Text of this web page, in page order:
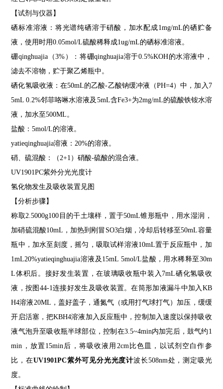
【试剂与仪器】
硒标准溶液：将光谱纯硒溶于硝酸，加水配成1mg/mL的硒贮备
液，使用时用0.05mol/L硫酸稀释成1ug/mL的硒标准溶液。
硼qinghuajia（3% ）：将硼qinghuajia溶于0.5%KOH的水溶液中，
滤去不溶物，贮于聚乙烯瓶中。
硒化氢吸收液：在50mL的乙酸-乙酸钠缓冲液（PH=4）中，加入 7
5mL 0.2%邻菲咯啉水溶液及 5mL含Fe3+为2mg/mL的硫酸铁铵水溶
液，加水至500ML。
盐酸：5mol/L的溶液。
yatieqinghuajia溶液：20%的溶液。
硝、硫混酸：（2+1 ）硝酸-硫酸的混合液。
UV1901PC紫外分光光度计
氢化物发生及吸收装置见图
【分析步骤】
称取2.5000g100 目的干土壤样，置于50mL锥形瓶中，用水湿润，
加硝硫混酸10mL ，加热到刚冒 SO3白烟，冷却后转移至50mL容量
瓶中，加水至刻度，摇匀，吸取试样溶液10mL置于反应瓶中，加
1mL20%yatieqinghuajia溶液及 15mL 5mol/L盐酸，用水稀释至 30m
L体积后。接好发生装置，在玻璃吸收瓶中装入 7mL硒化氢吸收
液，按图 44-1连接好发生及吸收装置。在筒形加液漏斗中加入 KB
H4溶液20ML ，盖好盖子，通氮气（或用打气球打气）加压，缓缓
开启活塞，把KBH4溶液加入反应瓶中，控制加入速度以保持吸收
液气泡升至吸收瓶半球部位，控制在3.5~4min内加完后，鼓气约 1
min ，放置15min后，将吸收液用 2cm比色皿，以试剂空白作参
比，在UV1901PC紫外可见分光光度计波长508nm处，测定吸光
度。